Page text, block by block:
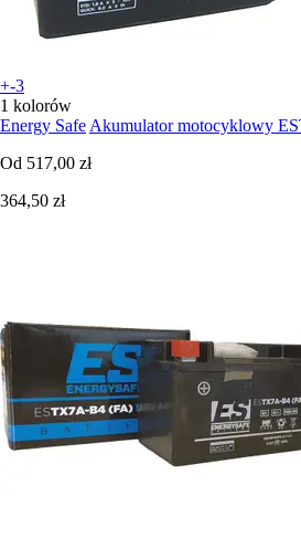
+-3
1 kolorów
Energy Safe Akumulator motocyklowy
Od 517,00 zł
364,50 zł